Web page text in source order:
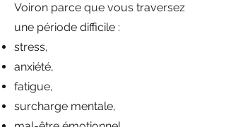
Voiron parce que vous traversez
une période difficile :
stress,
anxiété,
fatigue,
surcharge mentale,